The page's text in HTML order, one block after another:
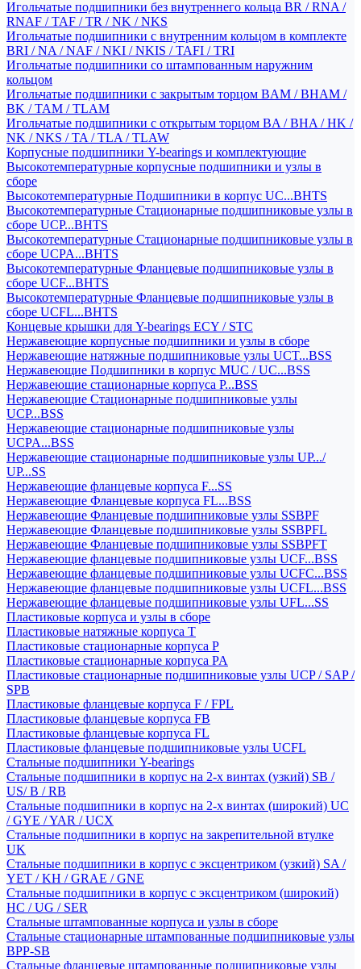
Игольчатые подшипники без внутреннего кольца BR / RNA /
RNAF / TAF / TR / NK / NKS
Игольчатые подшипники с внутренним кольцом в комплекте
BRI / NA / NAF / NKI / NKIS / TAFI / TRI
Игольчатые подшипники со штампованным наружним
кольцом
Игольчатые подшипники с закрытым торцом BAM / BHAM /
BK / TAM / TLAM
Игольчатые подшипники с открытым торцом BA / BHA / HK /
NK / NKS / TA / TLA / TLAW
Корпусные подшипники Y-bearings и комплектующие
Высокотемпературные корпусные подшипники и узлы в
сборе
Высокотемпературные Подшипники в корпус UC...BHTS
Высокотемпературные Стационарные подшипниковые узлы в
сборе UCP...BHTS
Высокотемпературные Стационарные подшипниковые узлы в
сборе UCPA...BHTS
Высокотемпературные Фланцевые подшипниковые узлы в
сборе UCF...BHTS
Высокотемпературные Фланцевые подшипниковые узлы в
сборе UCFL...BHTS
Концевые крышки для Y-bearings ECY / STC
Нержавеющие корпусные подшипники и узлы в сборе
Нержавеющие натяжные подшипниковые узлы UCT...BSS
Нержавеющие Подшипники в корпус MUC / UC...BSS
Нержавеющие стационарные корпуса P...BSS
Нержавеющие Стационарные подшипниковые узлы
UCP...BSS
Нержавеющие стационарные подшипниковые узлы
UCPA...BSS
Нержавеющие стационарные подшипниковые узлы UP.../
UP...SS
Нержавеющие фланцевые корпуса F...SS
Нержавеющие Фланцевые корпуса FL...BSS
Нержавеющие Фланцевые подшипниковые узлы SSBPF
Нержавеющие Фланцевые подшипниковые узлы SSBPFL
Нержавеющие Фланцевые подшипниковые узлы SSBPFT
Нержавеющие фланцевые подшипниковые узлы UCF...BSS
Нержавеющие фланцевые подшипниковые узлы UCFC...BSS
Нержавеющие фланцевые подшипниковые узлы UCFL...BSS
Нержавеющие фланцевые подшипниковые узлы UFL...SS
Пластиковые корпуса и узлы в сборе
Пластиковые натяжные корпуса T
Пластиковые стационарные корпуса P
Пластиковые стационарные корпуса PA
Пластиковые стационарные подшипниковые узлы UCP / SAP /
SPB
Пластиковые фланцевые корпуса F / FPL
Пластиковые фланцевые корпуса FB
Пластиковые фланцевые корпуса FL
Пластиковые фланцевые подшипниковые узлы UCFL
Стальные подшипники Y-bearings
Стальные подшипники в корпус на 2-х винтах (узкий) SB /
US/ B / RB
Стальные подшипники в корпус на 2-х винтах (широкий) UC
/ GYE / YAR / UCX
Стальные подшипники в корпус на закрепительной втулке
UK
Стальные подшипники в корпус с эксцентриком (узкий) SA /
YET / KH / GRAE / GNE
Стальные подшипники в корпус с эксцентриком (широкий)
HC / UG / SER
Стальные штампованные корпуса и узлы в сборе
Стальные стационарные штампованные подшипниковые узлы
BPP-SB
Стальные фланцевые штампованные подшипниковые узлы